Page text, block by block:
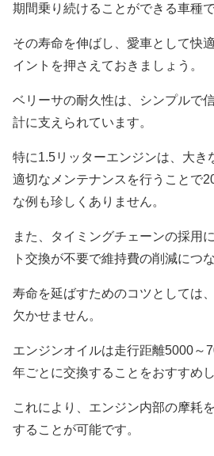
期間乗り続けることができる車種で
その寿命を伸ばし、愛車として快
イントを押さえておきましょう。
ベリーサの耐久性は、シンプルで
計に支えられています。
特に1.5リッターエンジンは、大き
適切なメンテナンスを行うことで
な例も珍しくありません。
また、タイミングチェーンの採用
ト交換が不要で維持費の削減につ
寿命を延ばすためのコツとしては
欠かせません。
エンジンオイルは走行距離5000～
年ごとに交換することをおすすめし
これにより、エンジン内部の摩耗
することが可能です。